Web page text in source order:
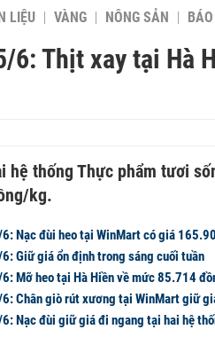
LIỆU VÀNG NÔNG SẢN
6: Thịt xay tại Hà
hệ thống Thực phẩm tươi
kg.
Nạc đùi heo tại WinMart có giá
Giữ giá ổn định trong sáng cuối tuần
Mỡ heo tại Hà Hiền về mức 85.714
6: Chân giò rút xương tại WinMart giữ
Nạc đùi giữ giá đi ngang tại hai hệ